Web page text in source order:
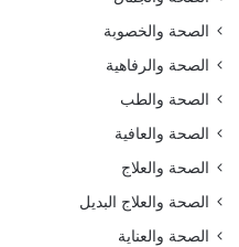
الصحة والخصوبة
الصحة والرفاهية
الصحة والطب
الصحة والعافية
الصحة والعلاج
الصحة والعلاج البديل
الصحة والعناية